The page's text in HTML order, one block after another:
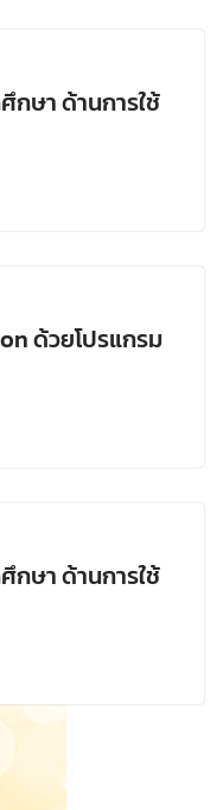
ษา ด้านการใช้
ด้วยโปรแกรม
ษา ด้านการใช้